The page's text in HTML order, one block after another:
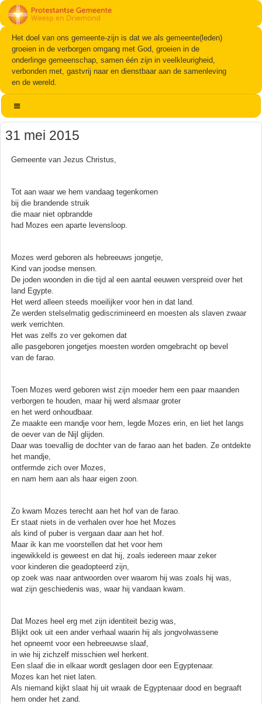
Het doel van ons gemeente-zijn is dat we als gemeente(leden)
groeien in de verborgen omgang met God, groeien in de
onderlinge gemeenschap, samen één zijn in veelkleurigheid,
verbonden met, gastvrij naar en dienstbaar aan de samenleving
en de wereld.
31 mei 2015
Gemeente van Jezus Christus,
Tot aan waar we hem vandaag tegenkomen
bij die brandende struik
die maar niet opbrandde
had Mozes een aparte levensloop.
Mozes werd geboren als hebreeuws jongetje,
Kind van joodse mensen.
De joden woonden in die tijd al een aantal eeuwen verspreid over het
land Egypte.
Het werd alleen steeds moeilijker voor hen in dat land.
Ze werden stelselmatig gediscrimineerd en moesten als slaven zwaar
werk verrichten.
Het was zelfs zo ver gekomen dat
alle pasgeboren jongetjes moesten worden omgebracht op bevel
van de farao.
Toen Mozes werd geboren wist zijn moeder hem een paar maanden
verborgen te houden, maar hij werd alsmaar groter
en het werd onhoudbaar.
Ze maakte een mandje voor hem, legde Mozes erin, en liet het langs
de oever van de Nijl glijden.
Daar was toevallig de dochter van de farao aan het baden. Ze ontdekte
het mandje,
ontfermde zich over Mozes,
en nam hem aan als haar eigen zoon.
Zo kwam Mozes terecht aan het hof van de farao.
Er staat niets in de verhalen over hoe het Mozes
als kind of puber is vergaan daar aan het hof.
Maar ik kan me voorstellen dat het voor hem
ingewikkeld is geweest en dat hij, zoals iedereen maar zeker
voor kinderen die geadopteerd zijn,
op zoek was naar antwoorden over waarom hij was zoals hij was,
wat zijn geschiedenis was, waar hij vandaan kwam.
Dat Mozes heel erg met zijn identiteit bezig was,
Blijkt ook uit een ander verhaal waarin hij als jongvolwassene
het opneemt voor een hebreeuwse slaaf,
in wie hij zichzelf misschien wel herkent.
Een slaaf die in elkaar wordt geslagen door een Egyptenaar.
Mozes kan het niet laten.
Als niemand kijkt slaat hij uit wraak de Egyptenaar dood en begraaft
hem onder het zand.